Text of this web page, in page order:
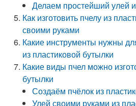
Делаем простейший улей
Как изготовить пчелу из
своими руками
Какие инструменты нужны
из пластиковой бутылки
Какие виды пчел можно
бутылки
Создаём пчёлок из
Улей своими руками из